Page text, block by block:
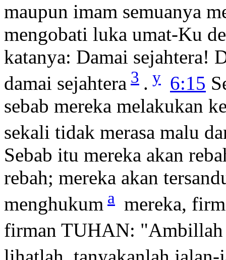
maupun imam semuanya
mengobati luka umat-Ku
katanya: Damai sejahtera!
damai sejahtera 3 . y 6:15
sebab mereka melakukan
sekali tidak merasa malu
Sebab itu mereka akan
rebah; mereka akan
menghukum a mereka,
firman TUHAN: "Ambillah